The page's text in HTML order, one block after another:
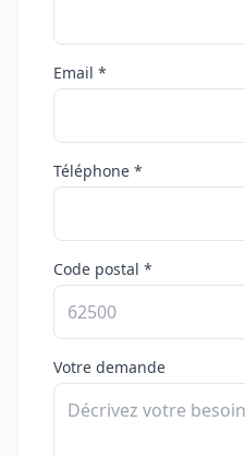
Email *
Téléphone *
Code postal *
Votre demande